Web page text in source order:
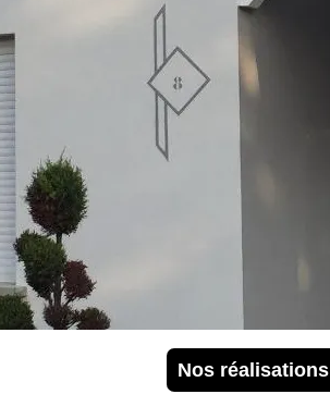
Nos réalisations